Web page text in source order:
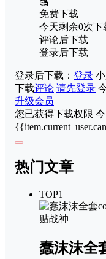
免费下载
今天剩余0次下
评论后下载
登录后下载
登录后下载： 登录
下载评论 请先登录
升级会员
您已获得下载权限
热门文章
TOP1
蠢沫沫全